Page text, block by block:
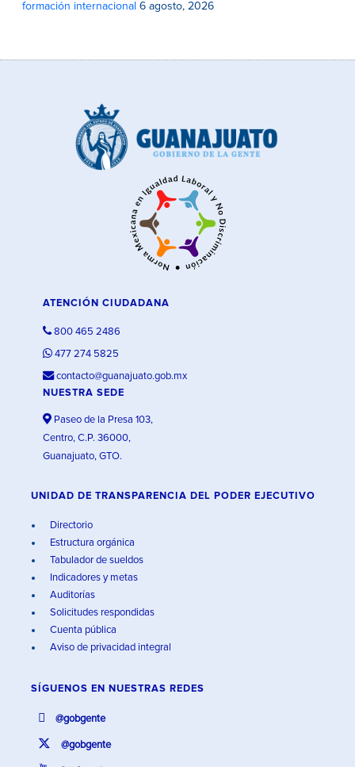
formación internacional 6 agosto, 2026
ATENCIÓN CIUDADANA
800 465 2486
477 274 5825
contacto@guanajuato.gob.mx
NUESTRA SEDE
Paseo de la Presa 103,
Centro, C.P. 36000,
Guanajuato, GTO.
UNIDAD DE TRANSPARENCIA DEL PODER EJECUTIVO
Directorio
Estructura orgánica
Tabulador de sueldos
Indicadores y metas
Auditorías
Solicitudes respondidas
Cuenta pública
Aviso de privacidad integral
SÍGUENOS EN NUESTRAS REDES
@gobgente
@gobgente